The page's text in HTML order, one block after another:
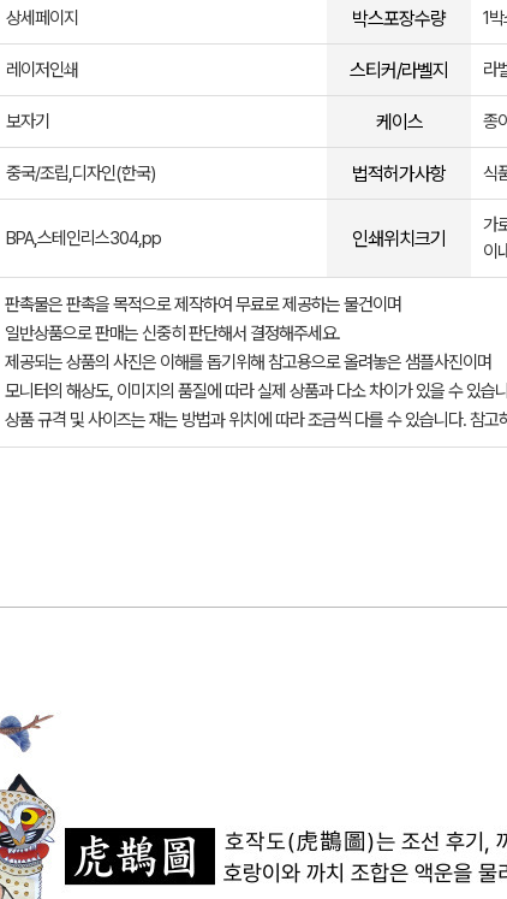
상세페이지 박스포장수량 1
레이저인쇄 스티커/라벨지 라
보자기 케이스 종
중국/조립,디자인(한국) 법적허가사항 식
BPA,스테인리스304,pp 인쇄위치크기
가
이
판촉물은 판촉을 목적으로 제작하여 무료로 제공하는 물건이며
일반상품으로 판매는 신중히 판단해서 결정해주세요.
제공되는 상품의 사진은 이해를 돕기위해 참고용으로 올려놓은 샘플사진이며
모니터의 해상도, 이미지의 품질에 따라 실제 상품과 다소 차이가 있을 수 있습
상품 규격 및 사이즈는 재는 방법과 위치에 따라 조금씩 다를 수 있습니다. 참고